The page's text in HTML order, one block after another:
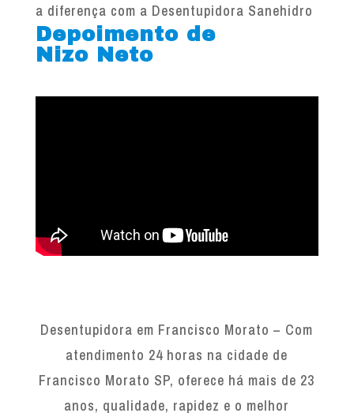
a diferença com a Desentupidora Sanehidro
Depoimento de
Nizo Neto
Desentupidora em Francisco Morato – Com
atendimento 24 horas na cidade de
Francisco Morato SP, oferece há mais de 23
anos, qualidade, rapidez e o melhor